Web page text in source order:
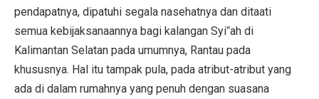
pendapatnya, dipatuhi segala nasehatnya dan ditaati
semua kebijaksanaannya bagi kalangan Syi‟ah di
Kalimantan Selatan pada umumnya, Rantau pada
khususnya. Hal itu tampak pula, pada atribut-atribut yang
ada di dalam rumahnya yang penuh dengan suasana